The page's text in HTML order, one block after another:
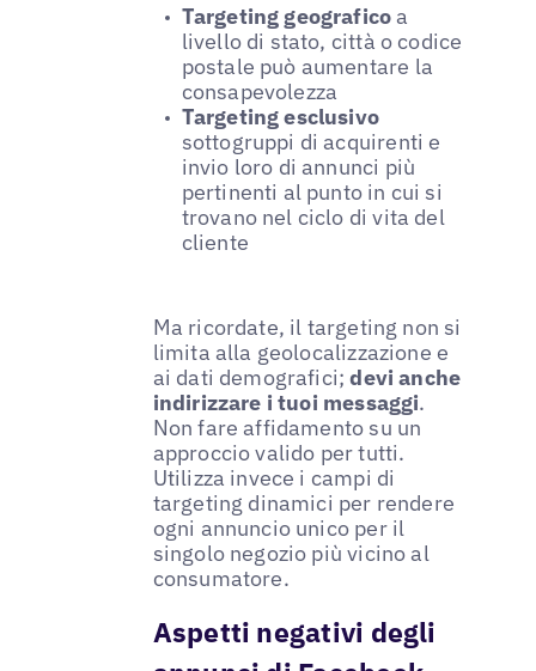
Targeting geograficoa
livello di stato, città o codice
postale può aumentare la
consapevolezza
Targeting esclusivo
sottogruppi di acquirenti e
invio loro di annunci più
pertinenti al punto in cui si
trovano nel ciclo di vita del
cliente
Ma ricordate, il targeting non si
limita alla geolocalizzazione e
ai dati demografici; devi anche
indirizzare i tuoi messaggi.
Non fare affidamento su un
approccio valido per tutti.
Utilizza invece i campi di
targeting dinamici per rendere
ogni annuncio unico per il
singolo negozio più vicino al
consumatore.
Aspetti negativi degli